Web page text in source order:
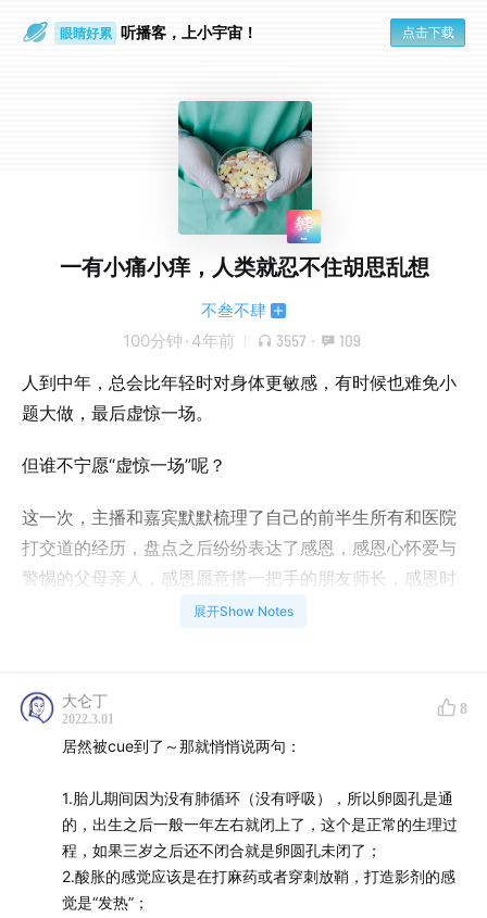
眼睛好累
一个人
听播客，上小宇宙！ 点击下载
一有小痛小痒，人类就忍不住胡思乱想
不叁不肆
100分钟 · 4年前 3557 · 109
人到中年，总会比年轻时对身体更敏感，有时候也难免小
题大做，最后虚惊一场。
但谁不宁愿“虚惊一场”呢？
这一次，主播和嘉宾默默梳理了自己的前半生所有和医院
打交道的经历，盘点之后纷纷表达了感恩，感恩心怀爱与
警惕的父母亲人，感恩愿意搭一把手的朋友师长，感恩时
人体内的每一个细胞都是互不认识的，它们都在按照自己
的本能工作、运动、代谢、死亡，这成百上亿个“各司其
我们是我们的身体唯一信赖并且一直在合作的伙伴，还有
什么理由去焦虑、惶恐、自轻自贱、漫不经心呢？
展开Show Notes
大仑丁
2022.3.01
8
居然被cue到了～那就悄悄说两句：
1.胎儿期间因为没有肺循环（没有呼吸），所以卵圆孔是通
的，出生之后一般一年左右就闭上了，这个是正常的生理过
程，如果三岁之后还不闭合就是卵圆孔未闭了；
2.酸胀的感觉应该是在打麻药或者穿刺放鞘，打造影剂的感
觉是“发热”；